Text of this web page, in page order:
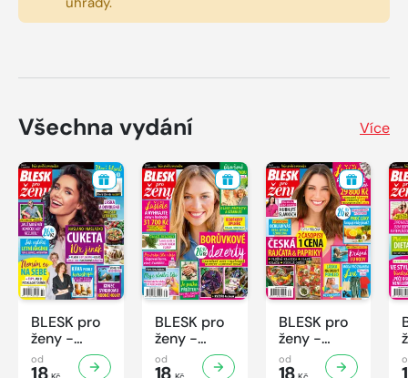
Všechna vydání Více
BLESK pro
ženy -
32/2026
od
BLESK pro
ženy -
31/2026
od
BLESK pro
ženy -
30/2026
od